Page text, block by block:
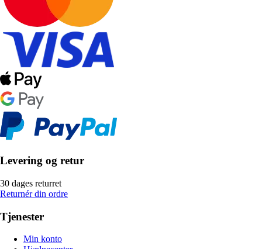
Levering og retur
30 dages returret
Returnér din ordre
Tjenester
Min konto